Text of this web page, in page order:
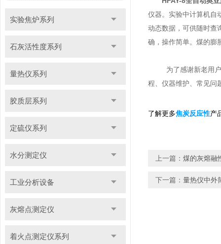
实验焦炉系列
石灰活性度系列
量热仪系列
胶质层系列
定硫仪系列
水分测定仪
工业分析设备
灰熔点测定仪
着火点测定仪系列
仪器。实验中计算机自
动态数据，可供随时查
确，操作简单。煤的膨
为了感谢新老用
程、仪器维护、常见问
了解更多焦炭反应性产
上一篇： 煤的灰熔融
下一篇： 量热仪中外